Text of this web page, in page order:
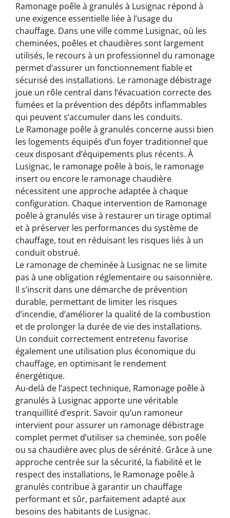
Ramonage poêle à granulés à Lusignac répond à
une exigence essentielle liée à l’usage du
chauffage. Dans une ville comme Lusignac, où les
cheminées, poêles et chaudières sont largement
utilisés, le recours à un professionnel du ramonage
permet d’assurer un fonctionnement fiable et
sécurisé des installations. Le ramonage débistrage
joue un rôle central dans l’évacuation correcte des
fumées et la prévention des dépôts inflammables
qui peuvent s’accumuler dans les conduits.
Le Ramonage poêle à granulés concerne aussi bien
les logements équipés d’un foyer traditionnel que
ceux disposant d’équipements plus récents. À
Lusignac, le ramonage poêle à bois, le ramonage
insert ou encore le ramonage chaudière
nécessitent une approche adaptée à chaque
configuration. Chaque intervention de Ramonage
poêle à granulés vise à restaurer un tirage optimal
et à préserver les performances du système de
chauffage, tout en réduisant les risques liés à un
conduit obstrué.
Le ramonage de cheminée à Lusignac ne se limite
pas à une obligation réglementaire ou saisonnière.
Il s’inscrit dans une démarche de prévention
durable, permettant de limiter les risques
d’incendie, d’améliorer la qualité de la combustion
et de prolonger la durée de vie des installations.
Un conduit correctement entretenu favorise
également une utilisation plus économique du
chauffage, en optimisant le rendement
énergétique.
Au-delà de l’aspect technique, Ramonage poêle à
granulés à Lusignac apporte une véritable
tranquillité d’esprit. Savoir qu’un ramoneur
intervient pour assurer un ramonage débistrage
complet permet d’utiliser sa cheminée, son poêle
ou sa chaudière avec plus de sérénité. Grâce à une
approche centrée sur la sécurité, la fiabilité et le
respect des installations, le Ramonage poêle à
granulés contribue à garantir un chauffage
performant et sûr, parfaitement adapté aux
besoins des habitants de Lusignac.